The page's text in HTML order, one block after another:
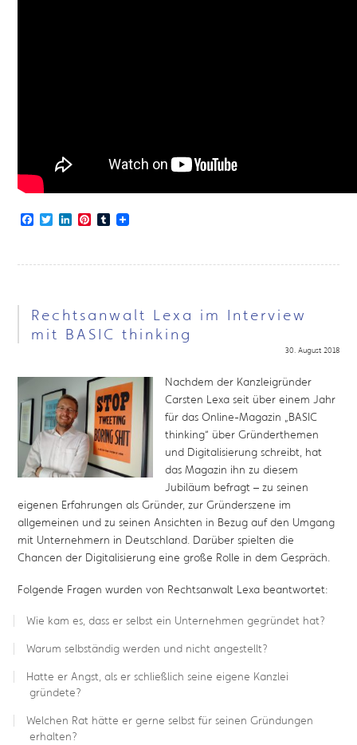
Facebook
TwitterLinkedIn
Pinterest
Tumblr
Rechtsanwalt Lexa im Interview
mit BASIC thinking
30. August 2018
Nachdem der Kanzleigründer
Carsten Lexa seit über einem Jahr
für das Online-Magazin „BASIC
thinking“ über Gründerthemen
und Digitalisierung schreibt, hat
das Magazin ihn zu diesem
Jubiläum befragt – zu seinen
eigenen Erfahrungen als Gründer, zur Gründerszene im
allgemeinen und zu seinen Ansichten in Bezug auf den Umgang
mit Unternehmern in Deutschland. Darüber spielten die
Chancen der Digitalisierung eine große Rolle in dem Gespräch.
Folgende Fragen wurden von Rechtsanwalt Lexa beantwortet:
Wie kam es, dass er selbst ein Unternehmen gegründet hat?
Warum selbständig werden und nicht angestellt?
Hatte er Angst, als er schließlich seine eigene Kanzlei
gründete?
Welchen Rat hätte er gerne selbst für seinen Gründungen
erhalten?